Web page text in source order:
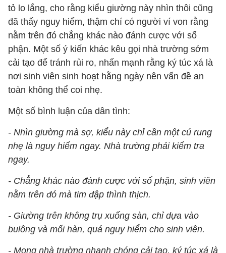
tỏ lo lắng, cho rằng kiểu giường này nhìn thôi cũng
đã thấy nguy hiểm, thậm chí có người ví von rằng
nằm trên đó chẳng khác nào đánh cược với số
phận. Một số ý kiến khác kêu gọi nhà trường sớm
cải tạo để tránh rủi ro, nhấn mạnh rằng ký túc xá là
nơi sinh viên sinh hoạt hằng ngày nên vấn đề an
toàn không thể coi nhẹ.
Một số bình luận của dân tình:
- Nhìn giường mà sợ, kiểu này chỉ cần một cú rung
nhẹ là nguy hiểm ngay. Nhà trường phải kiểm tra
ngay.
- Chẳng khác nào đánh cược với số phận, sinh viên
nằm trên đó mà tim đập thình thịch.
- Giường trên không trụ xuống sàn, chỉ dựa vào
bulông và mối hàn, quá nguy hiểm cho sinh viên.
- Mong nhà trường nhanh chóng cải tạo, ký túc xá là